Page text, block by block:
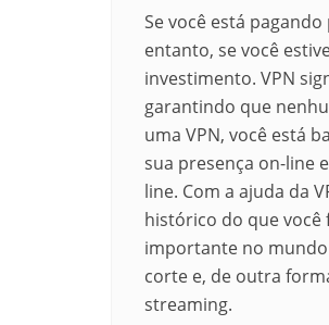
Se você está
entanto, se você
investimento. VPN
garantindo que
uma VPN, você está
sua presença on-line
line. Com a ajuda da
histórico do que você
importante no
corte e, de outra
streaming.